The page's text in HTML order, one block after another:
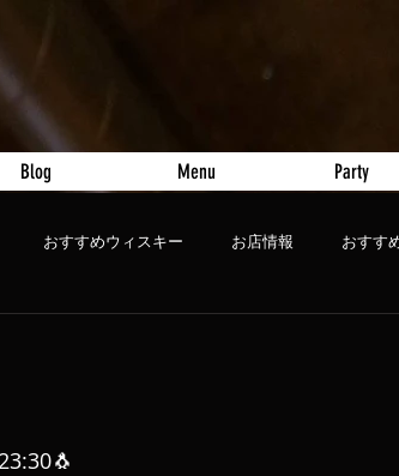
Blog Menu Party
おすすめウィスキー お店情報 おすす